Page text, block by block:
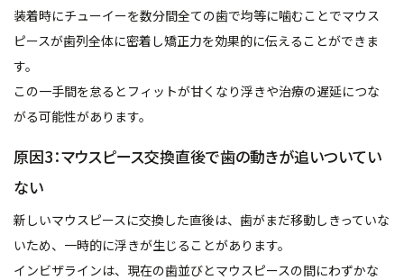
装着時にチューイーを数分間全ての歯で均等に噛むことでマウス
ピースが歯列全体に密着し矯正力を効果的に伝えることができま
す。
この一手間を怠るとフィットが甘くなり浮きや治療の遅延につな
がる可能性があります。
原因3：マウスピース交換直後で歯の動きが追いついてい
ない
新しいマウスピースに交換した直後は、歯がまだ移動しきっていな
いため、一時的に浮きが生じることがあります。
インビザラインは、現在の歯並びとマウスピースの間にわずかな